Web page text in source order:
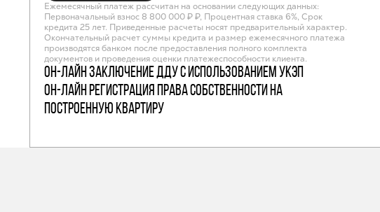
Ежемесячный платеж рассчитан на основании следующих данных:
Первоначальный взнос 8 800 000 ₽ ₽, Процентная ставка 6%, Срок
кредита 25 лет. Приведенные расчеты носят предварительный характер.
Окончательный расчет суммы кредита и размер ежемесячного платежа
производятся банком после предоставления полного комплекта
документов и проведения оценки платежеспособности клиента.
Он-лайн заключение ДДУ с использованием УКЭП
Он-лайн регистрация права собственности на
построенную квартиру